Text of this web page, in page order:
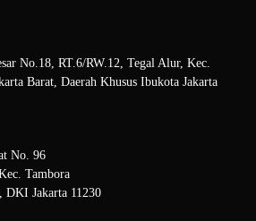
No.18, RT.6/RW.12, Tegal Alur, Kec.
Barat, Daerah Khusus Ibukota Jakarta
No. 96
Tambora
DKI Jakarta 11230